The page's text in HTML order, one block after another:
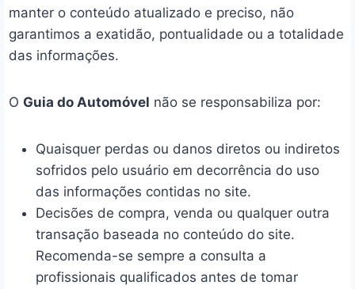
manter o conteúdo atualizado e preciso, não
garantimos a exatidão, pontualidade ou a totalidade
das informações.
O Guia do Automóvel não se responsabiliza por:
Quaisquer perdas ou danos diretos ou indiretos
sofridos pelo usuário em decorrência do uso
das informações contidas no site.
Decisões de compra, venda ou qualquer outra
transação baseada no conteúdo do site.
Recomenda-se sempre a consulta a
profissionais qualificados antes de tomar